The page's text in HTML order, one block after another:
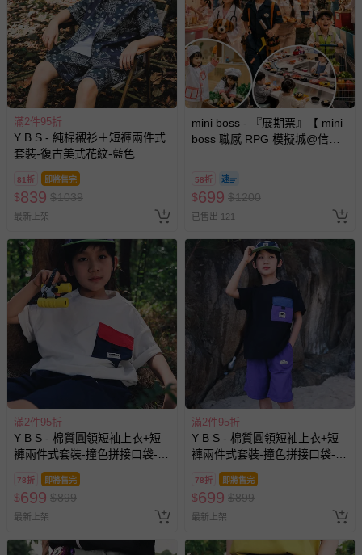
滿2件95折
Y B S - 純棉襯衫＋短褲兩件式
套裝-復古美式花紋-藍色
81折 即將售完
$839 $1039
最新上架
mini boss - 『展期票』【 mini
boss 職感 RPG 模擬城@信義
券，於展期現場憑訂單編號兌
換，依現場梯次安排入場，逾
期作廢) (兒童票(2歲以上)贈一
名陪伴成人)
58折
$699 $1200
已售出 121
滿2件95折
Y B S - 棉質圓領短袖上衣+短
褲兩件式套裝-撞色拼接口袋-白
78折 即將售完
$699 $899
最新上架
滿2件95折
Y B S - 棉質圓領短袖上衣+短
褲兩件式套裝-撞色拼接口袋-黑
78折 即將售完
$699 $899
最新上架